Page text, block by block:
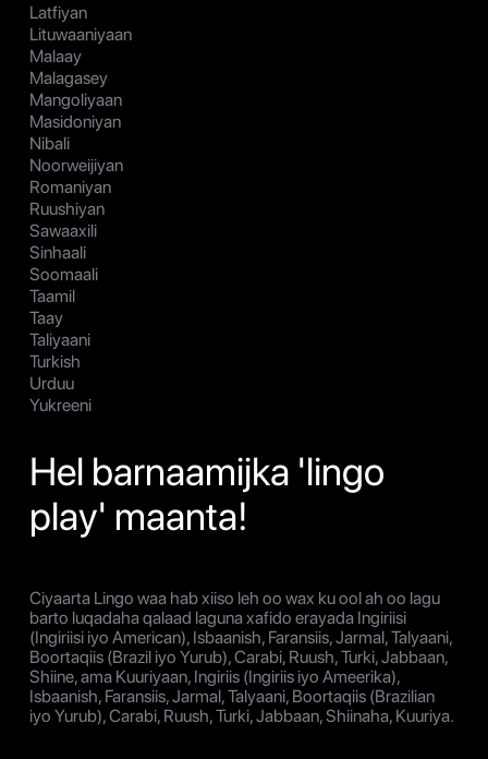
Latfiyan
Lituwaaniyaan
Malaay
Malagasey
Mangoliyaan
Masidoniyan
Nibali
Noorweijiyan
Romaniyan
Ruushiyan
Sawaaxili
Sinhaali
Soomaali
Taamil
Taay
Taliyaani
Turkish
Urduu
Yukreeni
Hel barnaamijka 'lingo
play' maanta!
Ciyaarta Lingo waa hab xiiso leh oo wax ku ool ah oo lagu
barto luqadaha qalaad laguna xafido erayada Ingiriisi
(Ingiriisi iyo American), Isbaanish, Faransiis, Jarmal, Talyaani,
Boortaqiis (Brazil iyo Yurub), Carabi, Ruush, Turki, Jabbaan,
Shiine, ama Kuuriyaan, Ingiriis (Ingiriis iyo Ameerika),
Isbaanish, Faransiis, Jarmal, Talyaani, Boortaqiis (Brazilian
iyo Yurub), Carabi, Ruush, Turki, Jabbaan, Shiinaha, Kuuriya.